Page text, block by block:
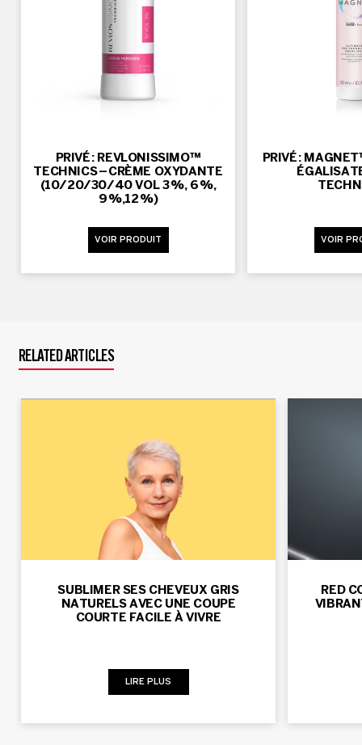
PRIVÉ : REVLONISSIMO™
TECHNICS – CRÈME OXYDANTE
(10/20/30/40 VOL 3 %, 6 %,
9 %,12 %)
VOIR PRODUIT
PRIVÉ :
VOIR
RELATED ARTICLES
SUBLIMER SES CHEVEUX GRIS
NATURELS AVEC UNE COUPE
COURTE FACILE À VIVRE
LIRE PLUS
RED